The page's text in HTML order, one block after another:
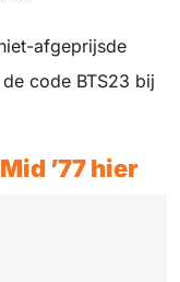
afgeprijsde
code BTS23 bij
’77 hier